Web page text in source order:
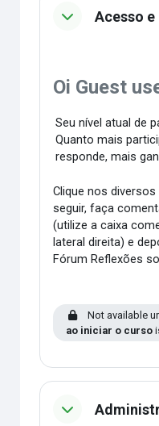
Acesso
Oi Guest
Seu nível atual de
Quanto mais
responde, mais
Clique nos
seguir, faça
(utilize a caixa
lateral direita) e
Fórum Reflexões
Not available
ao iniciar o curso